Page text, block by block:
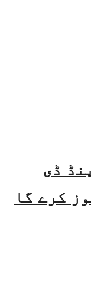
ڈی
کرے گا